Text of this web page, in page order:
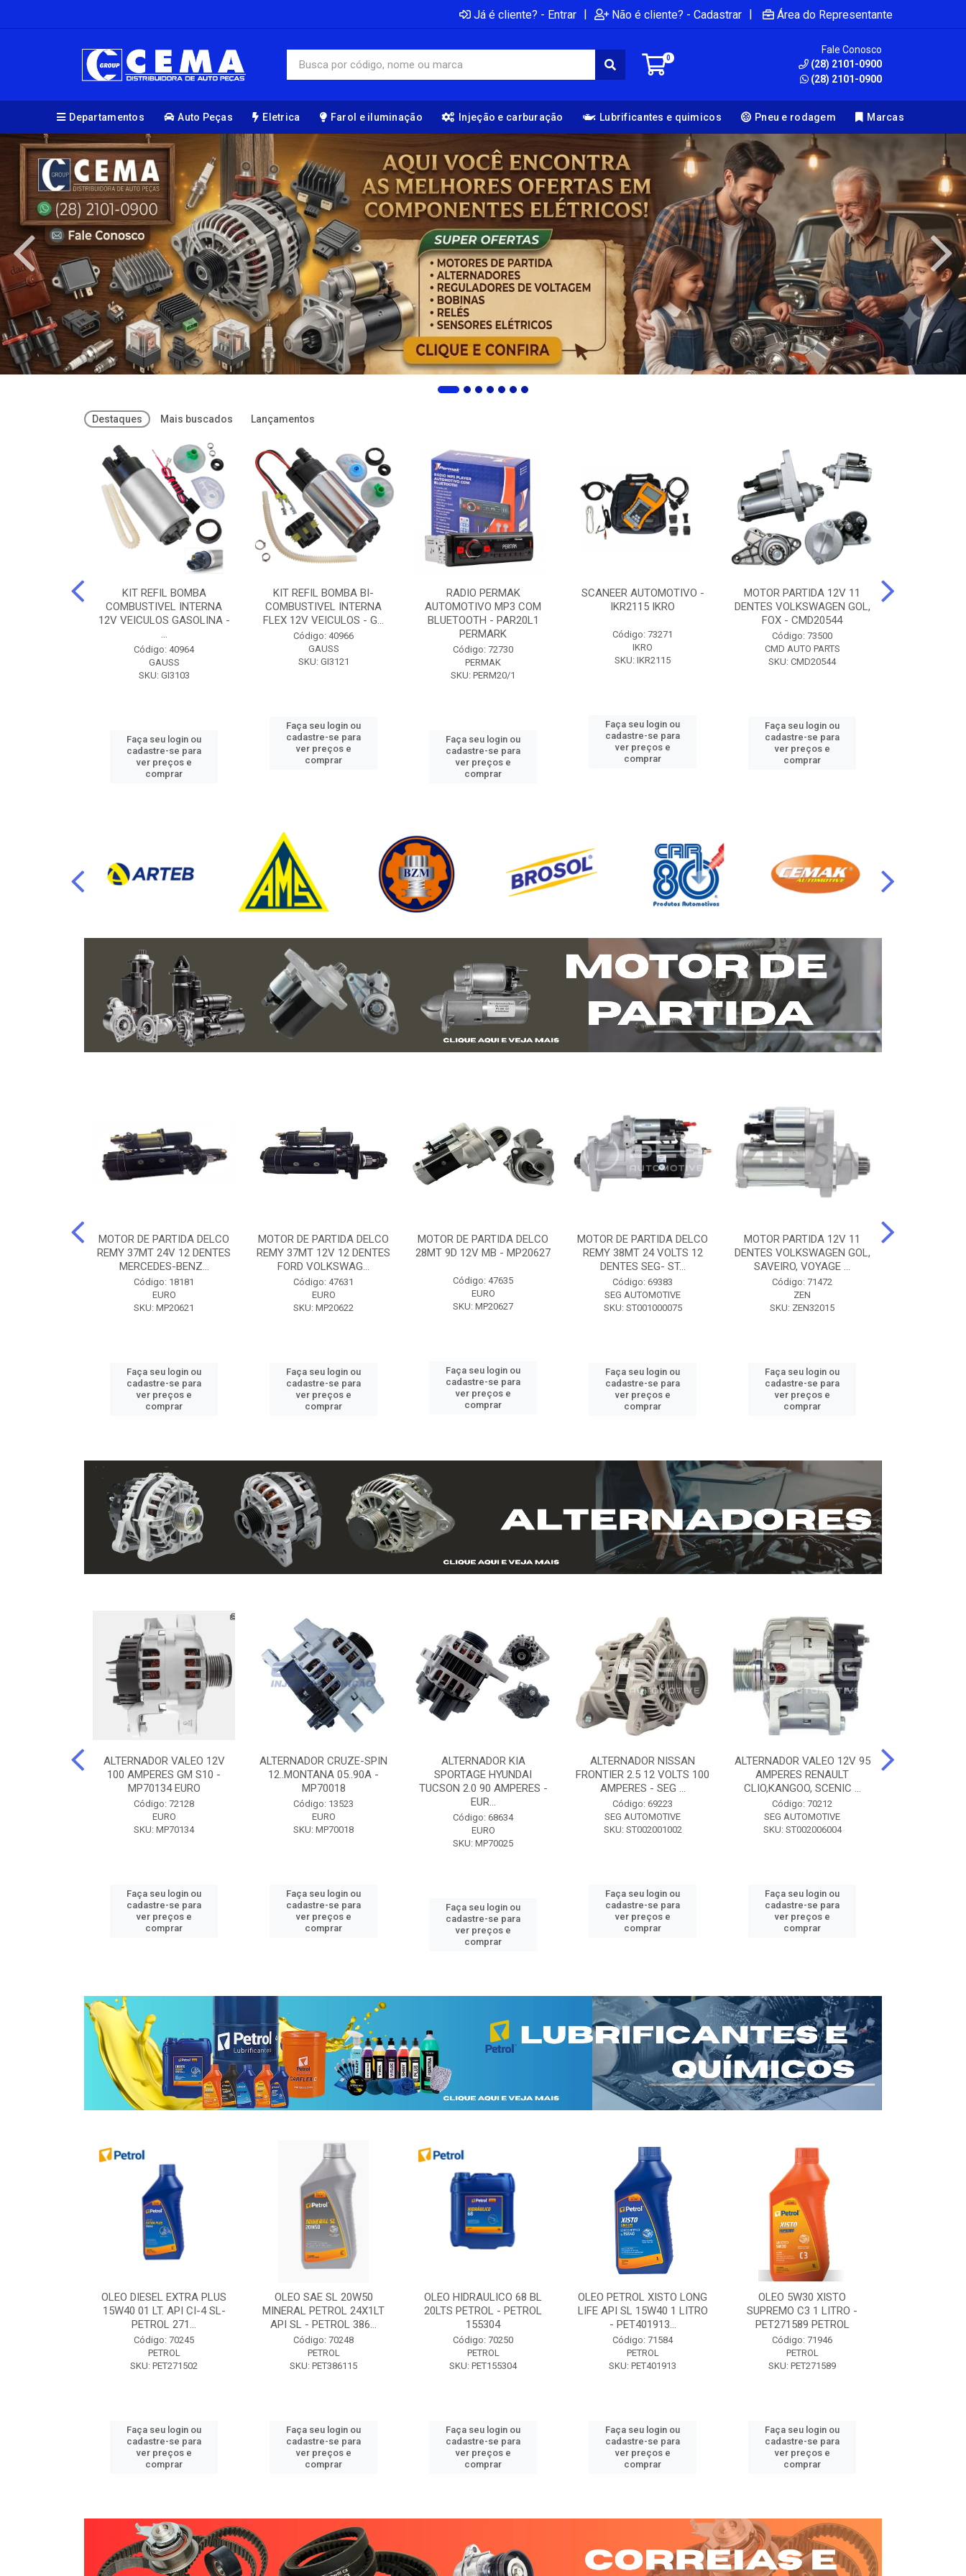
Já é cliente? - Entrar | Não é cliente? - Cadastrar | Área do Representante
0
Fale Conosco
(28) 2101-0900
(28) 2101-0900
Departamentos Auto Peças Eletrica Farol e iluminação Injeção e carburação Lubrificantes e quimicos Pneu e rodagem Marcas
Destaques Mais buscados Lançamentos
KIT REFIL BOMBA
COMBUSTIVEL INTERNA
12V VEICULOS GASOLINA -
...
Código: 40964
GAUSS
SKU: GI3103
Faça seu login ou
cadastre-se para
ver preços e
comprar
KIT REFIL BOMBA BI-
COMBUSTIVEL INTERNA
FLEX 12V VEICULOS - G...
Código: 40966
GAUSS
SKU: GI3121
Faça seu login ou
cadastre-se para
ver preços e
comprar
RADIO PERMAK
AUTOMOTIVO MP3 COM
BLUETOOTH - PAR20L1
PERMARK
Código: 72730
PERMAK
SKU: PERM20/1
Faça seu login ou
cadastre-se para
ver preços e
comprar
SCANEER AUTOMOTIVO -
IKR2115 IKRO
Código: 73271
IKRO
SKU: IKR2115
Faça seu login ou
cadastre-se para
ver preços e
comprar
MOTOR PARTIDA 12V 11
DENTES VOLKSWAGEN GOL,
FOX - CMD20544
Código: 73500
CMD AUTO PARTS
SKU: CMD20544
Faça seu login ou
cadastre-se para
ver preços e
comprar
MOTOR DE PARTIDA DELCO
REMY 37MT 24V 12 DENTES
MERCEDES-BENZ...
Código: 18181
EURO
SKU: MP20621
Faça seu login ou
cadastre-se para
ver preços e
comprar
MOTOR DE PARTIDA DELCO
REMY 37MT 12V 12 DENTES
FORD VOLKSWAG...
Código: 47631
EURO
SKU: MP20622
Faça seu login ou
cadastre-se para
ver preços e
comprar
MOTOR DE PARTIDA DELCO
28MT 9D 12V MB - MP20627
Código: 47635
EURO
SKU: MP20627
Faça seu login ou
cadastre-se para
ver preços e
comprar
MOTOR DE PARTIDA DELCO
REMY 38MT 24 VOLTS 12
DENTES SEG- ST...
Código: 69383
SEG AUTOMOTIVE
SKU: ST001000075
Faça seu login ou
cadastre-se para
ver preços e
comprar
MOTOR PARTIDA 12V 11
DENTES VOLKSWAGEN GOL,
SAVEIRO, VOYAGE ...
Código: 71472
ZEN
SKU: ZEN32015
Faça seu login ou
cadastre-se para
ver preços e
comprar
ALTERNADOR VALEO 12V
100 AMPERES GM S10 -
MP70134 EURO
Código: 72128
EURO
SKU: MP70134
Faça seu login ou
cadastre-se para
ver preços e
comprar
ALTERNADOR CRUZE-SPIN
12..MONTANA 05..90A -
MP70018
Código: 13523
EURO
SKU: MP70018
Faça seu login ou
cadastre-se para
ver preços e
comprar
ALTERNADOR KIA
SPORTAGE HYUNDAI
TUCSON 2.0 90 AMPERES -
EUR...
Código: 68634
EURO
SKU: MP70025
Faça seu login ou
cadastre-se para
ver preços e
comprar
ALTERNADOR NISSAN
FRONTIER 2.5 12 VOLTS 100
AMPERES - SEG ...
Código: 69223
SEG AUTOMOTIVE
SKU: ST002001002
Faça seu login ou
cadastre-se para
ver preços e
comprar
ALTERNADOR VALEO 12V 95
AMPERES RENAULT
CLIO,KANGOO, SCENIC ...
Código: 70212
SEG AUTOMOTIVE
SKU: ST002006004
Faça seu login ou
cadastre-se para
ver preços e
comprar
OLEO DIESEL EXTRA PLUS
15W40 01 LT. API CI-4 SL-
PETROL 271...
Código: 70245
PETROL
SKU: PET271502
Faça seu login ou
cadastre-se para
ver preços e
comprar
OLEO SAE SL 20W50
MINERAL PETROL 24X1LT
API SL - PETROL 386...
Código: 70248
PETROL
SKU: PET386115
Faça seu login ou
cadastre-se para
ver preços e
comprar
OLEO HIDRAULICO 68 BL
20LTS PETROL - PETROL
155304
Código: 70250
PETROL
SKU: PET155304
Faça seu login ou
cadastre-se para
ver preços e
comprar
OLEO PETROL XISTO LONG
LIFE API SL 15W40 1 LITRO
- PET401913...
Código: 71584
PETROL
SKU: PET401913
Faça seu login ou
cadastre-se para
ver preços e
comprar
OLEO 5W30 XISTO
SUPREMO C3 1 LITRO -
PET271589 PETROL
Código: 71946
PETROL
SKU: PET271589
Faça seu login ou
cadastre-se para
ver preços e
comprar